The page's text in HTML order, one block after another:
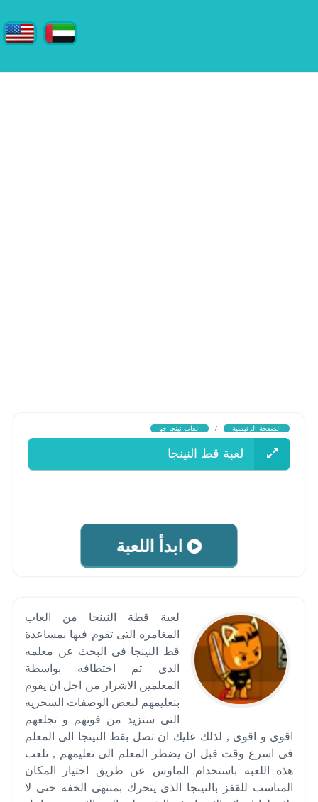
الصفحة الرئيسية / العاب نينجا جو
لعبة قط النينجا
ابدأ اللعبة
لعبة قطة النينجا من العاب
المغامره التى تقوم فيها بمساعدة
قط النينجا فى البحث عن معلمه
الذى تم اختطافه بواسطة
المعلمين الاشرار من اجل ان يقوم
بتعليمهم لبعض الوصفات السحريه
التى ستزيد من قوتهم و تجلعهم
اقوى و اقوى , لذلك عليك ان تصل بقط النينجا الى المعلم
فى اسرع وقت قبل ان يضطر المعلم الى تعليمهم , تلعب
هذه اللعبه باستخدام الماوس عن طريق اختيار المكان
المناسب للقفز بالنينجا الذى يتحرك بمنتهى الخفه حتى لا